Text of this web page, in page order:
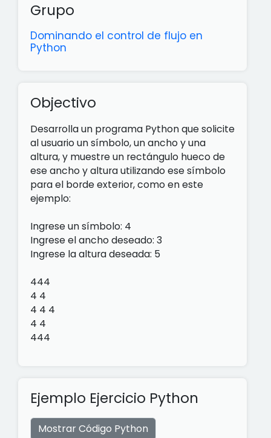
Grupo
Dominando el control de flujo en
Python
Objectivo
Desarrolla un programa Python que solicite
al usuario un símbolo, un ancho y una
altura, y muestre un rectángulo hueco de
ese ancho y altura utilizando ese símbolo
para el borde exterior, como en este
ejemplo:
Ingrese un símbolo: 4
Ingrese el ancho deseado: 3
Ingrese la altura deseada: 5
444
4 4
4 4 4
4 4
444
Ejemplo Ejercicio Python
Mostrar Código Python